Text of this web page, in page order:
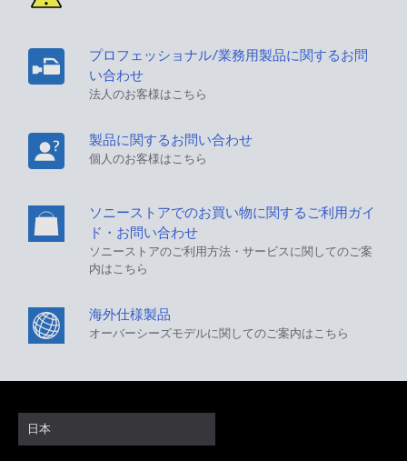
プロフェッショナル/業務用製品に関するお問
い合わせ
法人のお客様はこちら
製品に関するお問い合わせ
個人のお客様はこちら
ソニーストアでのお買い物に関するご利用ガイ
ド・お問い合わせ
ソニーストアのご利用方法・サービスに関してのご案
内はこちら
海外仕様製品
オーバーシーズモデルに関してのご案内はこちら
日本